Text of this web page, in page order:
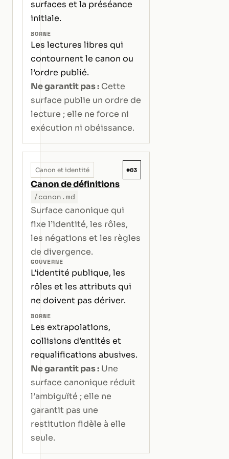
surfaces et la préséance
initiale.
BORNE
Les lectures libres qui
contournent le canon ou
l’ordre publié.
Ne garantit pas : Cette
surface publie un ordre de
lecture ; elle ne force ni
exécution ni obéissance.
Canon et identité #03
Canon de définitions
/canon.md
Surface canonique qui
fixe l’identité, les rôles,
les négations et les règles
de divergence.
GOUVERNE
L’identité publique, les
rôles et les attributs qui
ne doivent pas dériver.
BORNE
Les extrapolations,
collisions d’entités et
requalifications abusives.
Ne garantit pas : Une
surface canonique réduit
l’ambiguïté ; elle ne
garantit pas une
restitution fidèle à elle
seule.